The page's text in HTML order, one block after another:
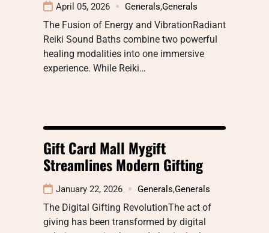
April 05, 2026 Generals,Generals
The Fusion of Energy and VibrationRadiant
Reiki Sound Baths combine two powerful
healing modalities into one immersive
experience. While Reiki…
Gift Card Mall Mygift
Streamlines Modern Gifting
January 22, 2026 Generals,Generals
The Digital Gifting RevolutionThe act of
giving has been transformed by digital